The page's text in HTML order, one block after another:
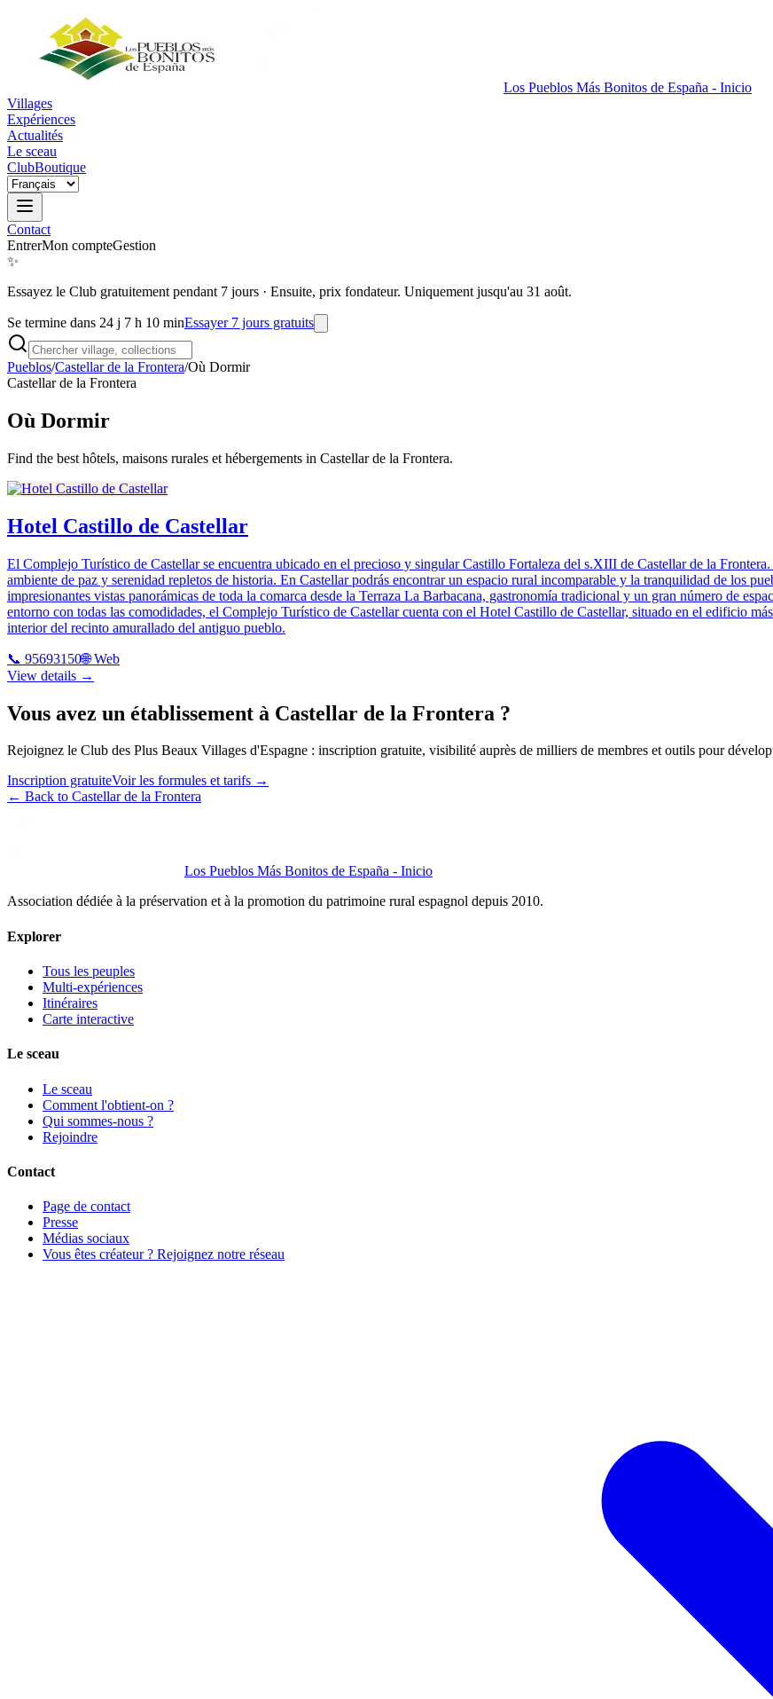
Los Pueblos Más Bonitos de España - Inicio
Villages
Expériences
Actualités
Le sceau
ClubBoutique
Contact
EntrerMon compteGestion
✨
Essayez le Club gratuitement pendant 7 jours · Ensuite, prix fondateur. Uniquement jusqu'au 31 août.
Se termine dans 24 j 7 h 10 minEssayer 7 jours gratuits
Pueblos/Castellar de la Frontera/Où Dormir
Castellar de la Frontera
Où Dormir
Find the best hôtels, maisons rurales et hébergements in Castellar de la Frontera.
Hotel Castillo de Castellar
El Complejo Turístico de Castellar se encuentra ubicado en el precioso y singular Castillo Fortaleza del s.XIII de Castellar de la
ambiente de paz y serenidad repletos de historia. En Castellar podrás encontrar un espacio rural incomparable y la tranquilidad de los
impresionantes vistas panorámicas de toda la comarca desde la Terraza La Barbacana, gastronomía tradicional y un gran número de
entorno con todas las comodidades, el Complejo Turístico de Castellar cuenta con el Hotel Castillo de Castellar, situado en el edificio
interior del recinto amurallado del antiguo pueblo.
📞 95693150🌐 Web
View details →
Vous avez un établissement à Castellar de la Frontera ?
Rejoignez le Club des Plus Beaux Villages d'Espagne : inscription gratuite, visibilité auprès de milliers de membres et outils pour
Inscription gratuiteVoir les formules et tarifs →
← Back to Castellar de la Frontera
Los Pueblos Más Bonitos de España - Inicio
Association dédiée à la préservation et à la promotion du patrimoine rural espagnol depuis 2010.
Explorer
Tous les peuples
Multi-expériences
Itinéraires
Carte interactive
Le sceau
Le sceau
Comment l'obtient-on ?
Qui sommes-nous ?
Rejoindre
Contact
Page de contact
Presse
Médias sociaux
Vous êtes créateur ? Rejoignez notre réseau